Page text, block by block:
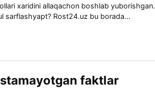
xaridini allaqachon boshlab yuborishgan.
sarflashyapt? Rost24.uz bu borada...
faktlar